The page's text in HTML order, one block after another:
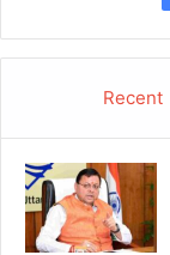
Recent